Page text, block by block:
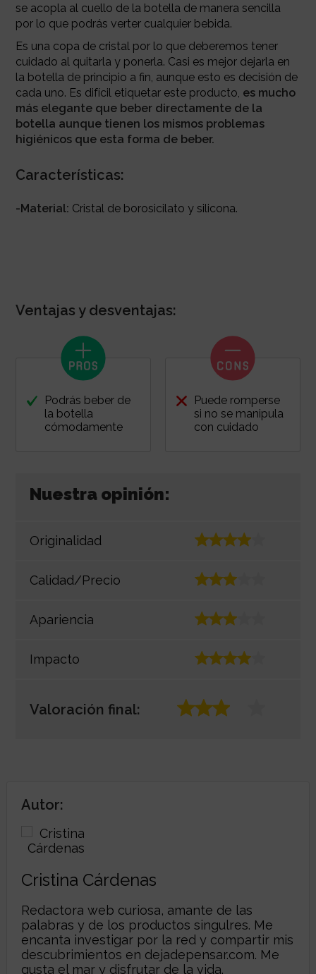
se acopla al cuello de la botella de manera sencilla
por lo que podrás verter cualquier bebida.
Es una copa de cristal por lo que deberemos tener
cuidado al quitarla y ponerla. Casi es mejor dejarla en
la botella de principio a fin, aunque esto es decisión de
cada uno. Es difícil etiquetar este producto, es mucho
más elegante que beber directamente de la
botella aunque tienen los mismos problemas
higiénicos que esta forma de beber.
Características:
-Material: Cristal de borosicilato y silicona.
Ventajas y desventajas:
Podrás beber de
la botella
cómodamente
Puede romperse
si no se manipula
con cuidado
Nuestra opinión:
Originalidad
Calidad/Precio
Apariencia
Impacto
Valoración final:
Autor:
Cristina Cárdenas
Redactora web curiosa, amante de las
palabras y de los productos singulres. Me
encanta investigar por la red y compartir mis
descubrimientos en dejadepensar.com. Me
gusta el mar y disfrutar de la vida.